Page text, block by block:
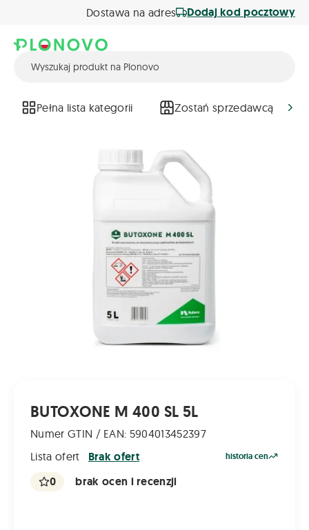
Dostawa na adres Dodaj kod pocztowy
Pełna lista kategorii Zostań sprzedawcą
BUTOXONE M 400 SL 5L
Numer GTIN / EAN: 5904013452397
Lista ofert
Brak ofert historia cen
0 brak ocen i recenzji